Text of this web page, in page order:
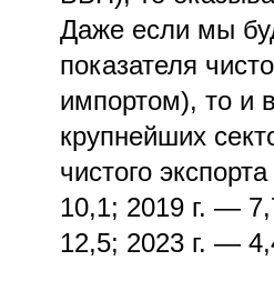
Даже если мы
показателя
импортом), то и
крупнейших
чистого
10,1; 2019 г. —
12,5; 2023 г. —